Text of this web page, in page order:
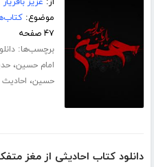
موضوع:
۴۷ صفحه
برچسب‌ها:
امام حسین،
حسین، احادیث
دانلود کتاب احادیثی از مغز